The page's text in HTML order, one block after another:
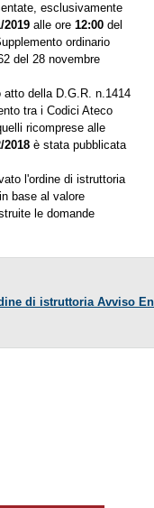
esclusivamente
2019 alle ore 12:00 del
ordinario
del 28 novembre
atto della D.G.R. n.1414
tra i Codici Ateco
ricomprese alle
2018 è stata pubblicata
l'ordine di istruttoria
base al valore
le domande
di istruttoria Avviso